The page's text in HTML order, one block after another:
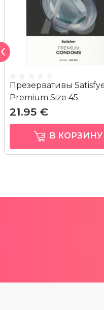
Презервативы
Premium Size 45
21.95 €
В КОРЗИНУ